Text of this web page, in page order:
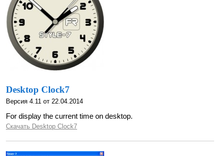
Desktop Clock7
Версия 4.11 от 22.04.2014
For display the current time on desktop.
Скачать Desktop Clock7